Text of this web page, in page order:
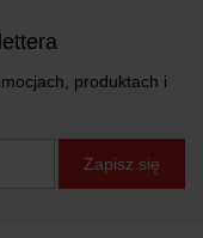
produktach i
Zapisz się